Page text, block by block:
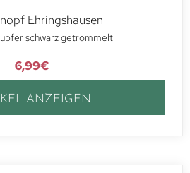
Ehringshausen
schwarz getrommelt
6,99€
ANZEIGEN